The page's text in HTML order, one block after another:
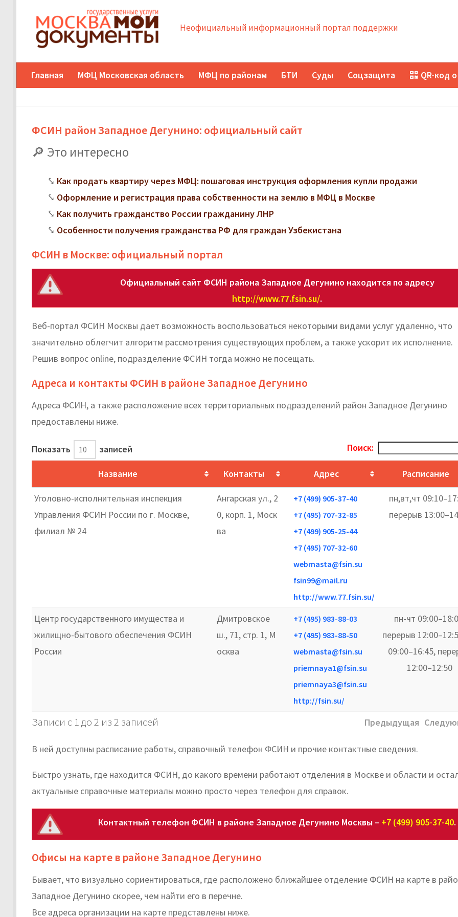
Неофициальный информационный портал поддержки
Главная МФЦ Московская область МФЦ по районам БТИ Суды Соцзащита QR-код
ФСИН район Западное Дегунино: официальный сайт
Это интересно
Как продать квартиру через МФЦ: пошаговая инструкция оформления купли продажи
Оформление и регистрация права собственности на землю в МФЦ в Москве
Как получить гражданство России гражданину ЛНР
Особенности получения гражданства РФ для граждан Узбекистана
ФСИН в Москве: официальный портал
Официальный сайт ФСИН района Западное Дегунино находится по адресу
http://www.77.fsin.su/.
Веб-портал ФСИН Москвы дает возможность воспользоваться некоторыми видами услуг удаленно, что
значительно облегчит алгоритм рассмотрения существующих проблем, а также ускорит их исполнение.
Решив вопрос online, подразделение ФСИН тогда можно не посещать.
Адреса и контакты ФСИН в районе Западное Дегунино
Адреса ФСИН, а также расположение всех территориальных подразделений район Западное Дегунино
предоставлены ниже.
Показать записей Поиск:
Название Контакты Адрес Расписание
Уголовно-исполнительная инспекция
Управления ФСИН России по г. Москве,
филиал № 24
Ангарская ул., 2
0, корп. 1, Моск
ва
+7 (499) 905-37-40
+7 (495) 707-32-85
+7 (499) 905-25-44
+7 (495) 707-32-60
webmasta@fsin.su
fsin99@mail.ru
http://www.77.fsin.su/
пн,вт,чт
перерыв
Центр государственного имущества и
жилищно-бытового обеспечения ФСИН
России
Дмитровское
ш., 71, стр. 1, М
осква
+7 (495) 983-88-03
+7 (495) 983-88-50
webmasta@fsin.su
priemnaya1@fsin.su
priemnaya3@fsin.su
http://fsin.su/
пн-чт
перерыв
09:00–16:45,
12:00–12:50
Записи с 1 до 2 из 2 записей Предыдущая
В ней доступны расписание работы, справочный телефон ФСИН и прочие контактные сведения.
Быстро узнать, где находится ФСИН, до какого времени работают отделения в Москве и области и
актуальные справочные материалы можно просто через телефон для справок.
Контактный телефон ФСИН в районе Западное Дегунино Москвы – +7 (499) 905-37-40.
Офисы на карте в районе Западное Дегунино
Бывает, что визуально сориентироваться, где расположено ближайшее отделение ФСИН на карте в
Западное Дегунино скорее, чем найти его в перечне.
Все адреса организации на карте представлены ниже.